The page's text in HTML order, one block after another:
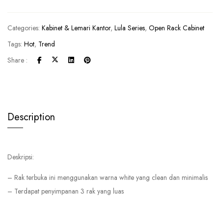
Categories: Kabinet & Lemari Kantor, Lula Series, Open Rack Cabinet
Tags: Hot, Trend
Share :
Description
Deskripsi:
– Rak terbuka ini menggunakan warna white yang clean dan minimalis
– Terdapat penyimpanan 3 rak yang luas